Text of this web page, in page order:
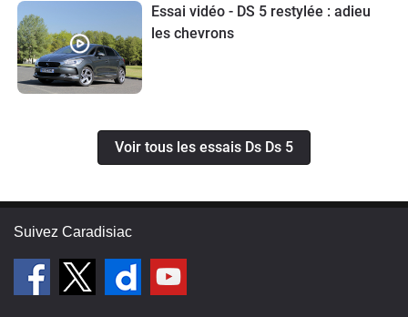
Essai vidéo - DS 5 restylée : adieu
les chevrons
Voir tous les essais Ds Ds 5
Suivez Caradisiac